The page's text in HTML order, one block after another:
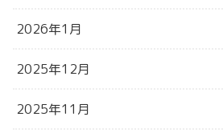
2026年1月
2025年12月
2025年11月